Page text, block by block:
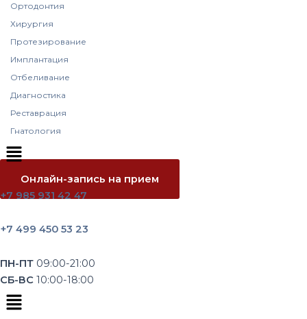
Ортодонтия
Хирургия
Протезирование
Имплантация
Отбеливание
Диагностика
Реставрация
Гнатология
Меню
Онлайн-запись на прием
+7 985 931 42 47
+7 499 450 53 23
ПН-ПТ 09:00-21:00
CБ-ВС 10:00-18:00
Меню